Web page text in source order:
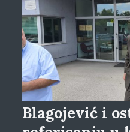
Blagojević i